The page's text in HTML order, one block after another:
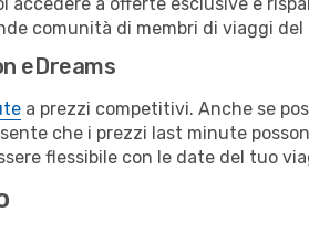
comunità di membri di viaggi
eDreams
a prezzi competitivi. Anche se
che i prezzi last minute
flessibile con le date del tuo